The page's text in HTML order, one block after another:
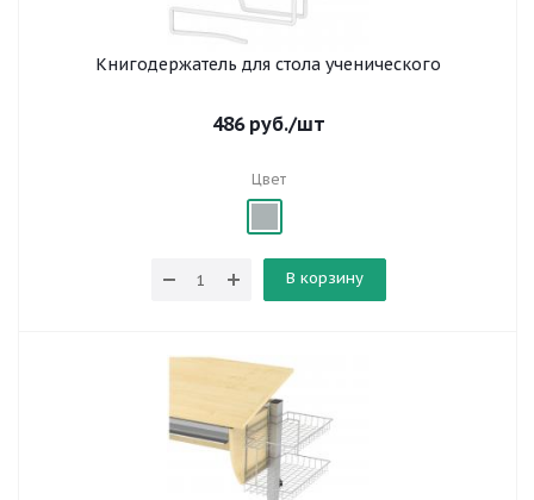
Книгодержатель для стола ученического
486руб./шт
Цвет
В корзину